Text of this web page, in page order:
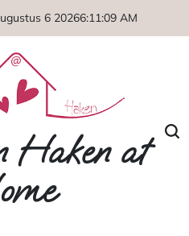
6 20266:11:10 AM
Haken at